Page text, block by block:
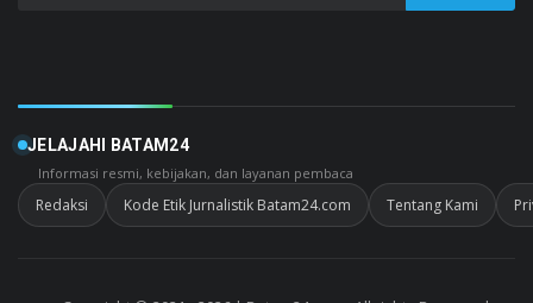
JELAJAHI BATAM24
Informasi resmi, kebijakan, dan layanan pembaca
Redaksi Kode Etik Jurnalistik Batam24.com Tentang Kami